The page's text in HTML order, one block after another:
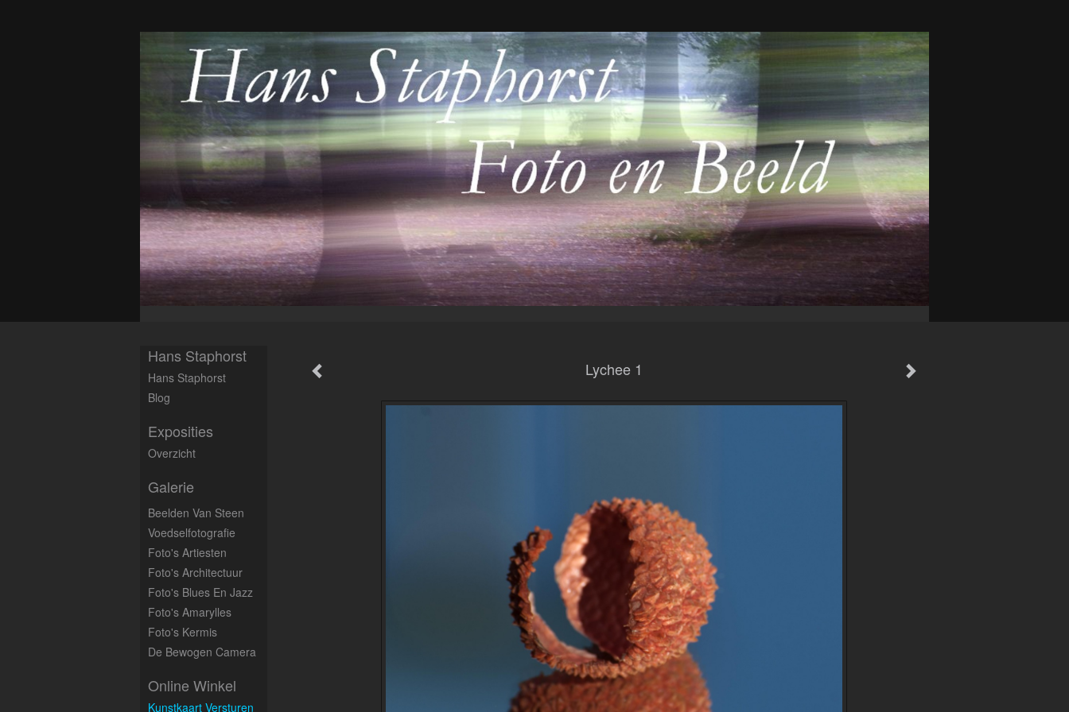
Lychee 1
Hans Staphorst
Hans Staphorst
Blog
Exposities
Overzicht
Galerie
Beelden Van Steen
Voedselfotografie
Foto's Artiesten
Foto's Architectuur
Foto's Blues En Jazz
Foto's Amarylles
Foto's Kermis
De Bewogen Camera
Online Winkel
Kunstkaart Versturen